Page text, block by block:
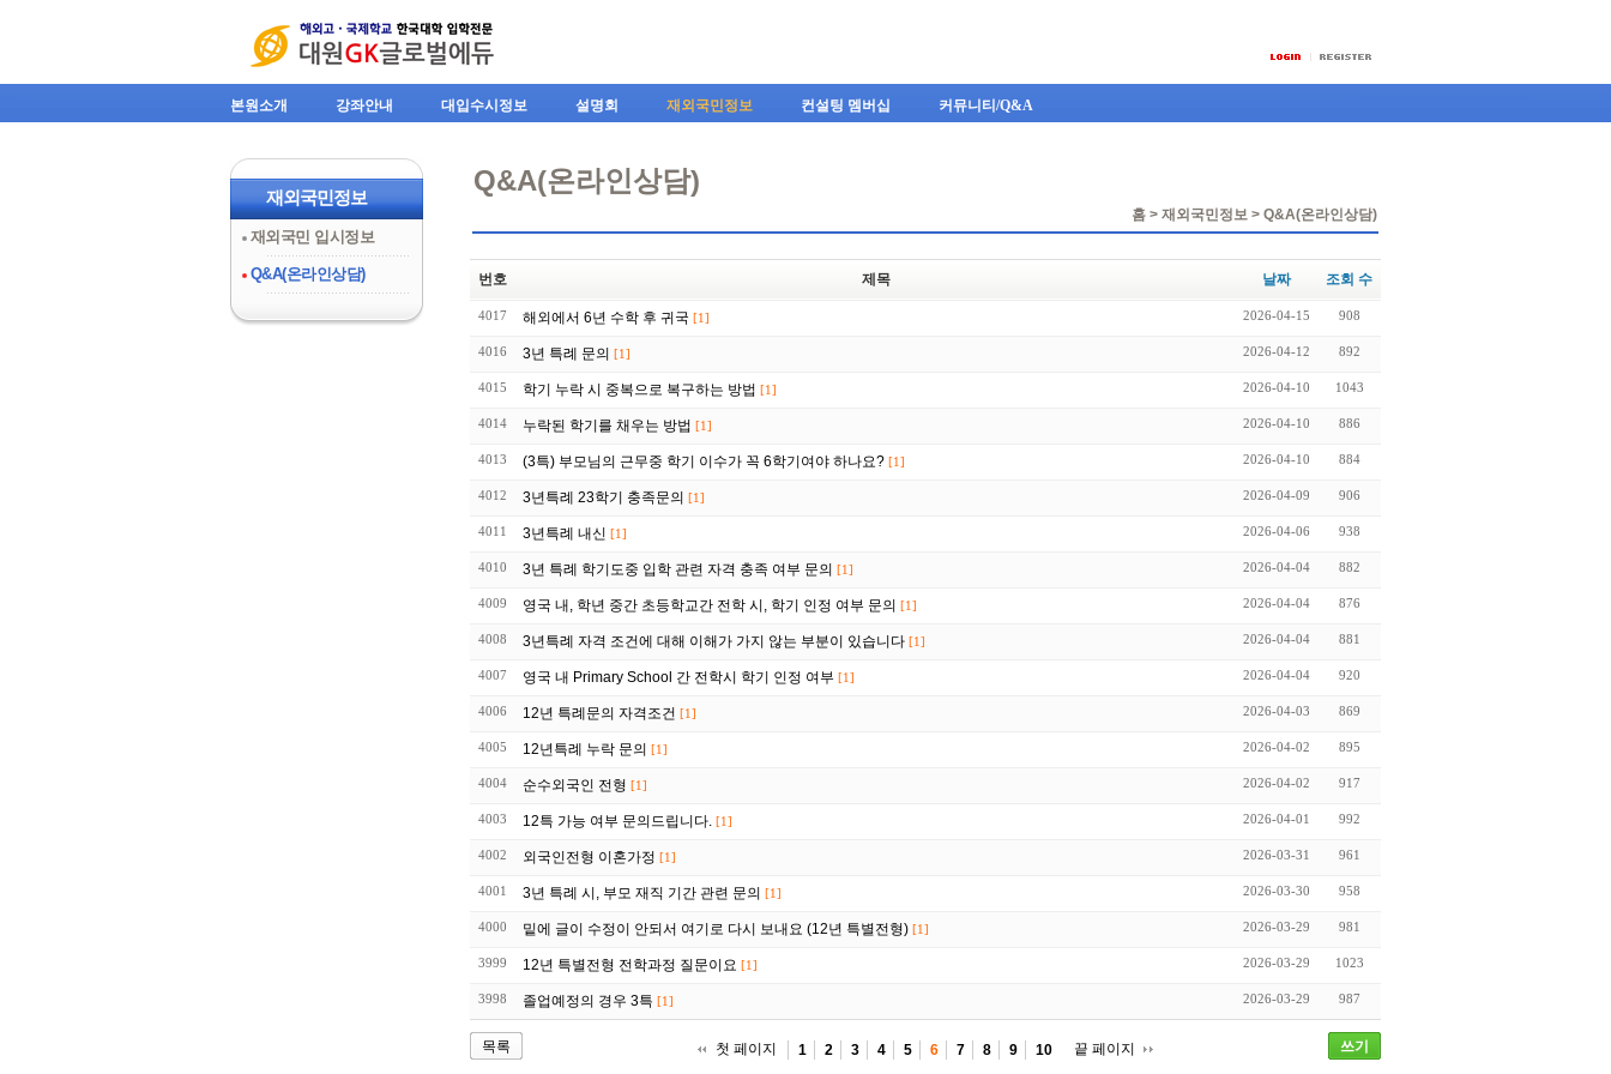
본원소개 강좌안내 대입수시정보 설명회 재외국민정보 컨설팅 멤버십 커뮤니티/Q&A
재외국민정보
재외국민 입시정보
Q&A(온라인상담)
Q&A(온라인상담)
홈 > 재외국민정보 > Q&A(온라인상담)
번호 제목 날짜 조회 수
4017 해외에서 6년 수학 후 귀국 [1] 2026-04-15 908
4016 3년 특례 문의 [1] 2026-04-12 892
4015 학기 누락 시 중복으로 복구하는 방법 [1] 2026-04-10 1043
4014 누락된 학기를 채우는 방법 [1] 2026-04-10 886
4013 (3특) 부모님의 근무중 학기 이수가 꼭 6학기여야 하나요? [1] 2026-04-10 884
4012 3년특례 23학기 충족문의 [1] 2026-04-09 906
4011 3년특례 내신 [1] 2026-04-06 938
4010 3년 특례 학기도중 입학 관련 자격 충족 여부 문의 [1] 2026-04-04 882
4009 영국 내, 학년 중간 초등학교간 전학 시, 학기 인정 여부 문의 [1] 2026-04-04 876
4008 3년특례 자격 조건에 대해 이해가 가지 않는 부분이 있습니다 [1] 2026-04-04 881
4007 영국 내 Primary School 간 전학시 학기 인정 여부 [1] 2026-04-04 920
4006 12년 특례문의 자격조건 [1] 2026-04-03 869
4005 12년특례 누락 문의 [1] 2026-04-02 895
4004 순수외국인 전형 [1] 2026-04-02 917
4003 12특 가능 여부 문의드립니다. [1] 2026-04-01 992
4002 외국인전형 이혼가정 [1] 2026-03-31 961
4001 3년 특례 시, 부모 재직 기간 관련 문의 [1] 2026-03-30 958
4000 밑에 글이 수정이 안되서 여기로 다시 보내요 (12년 특별전형) [1] 2026-03-29 981
3999 12년 특별전형 전학과정 질문이요 [1] 2026-03-29 1023
3998 졸업예정의 경우 3특 [1] 2026-03-29 987
목록 쓰기
첫 페이지 1 2 3 4 5 6 7 8 9 10 끝 페이지